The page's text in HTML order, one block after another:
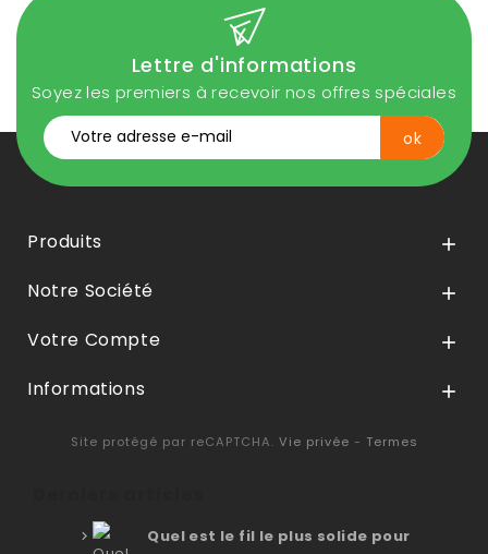
Lettre d'informations
Soyez les premiers à recevoir nos offres spéciales
Produits 
Notre Société 
Votre Compte 
Informations 
Site protégé par reCAPTCHA. Vie privée - Termes
Quel est le fil le plus solide pour